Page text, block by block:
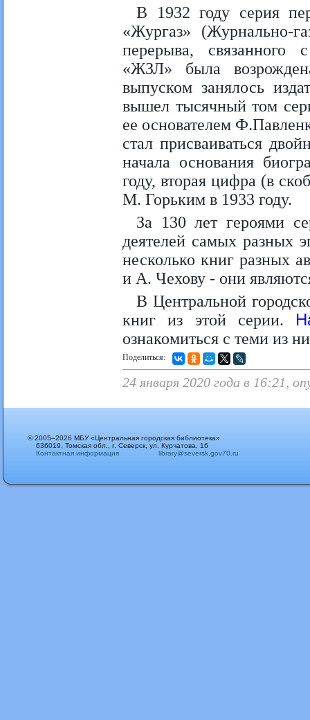
В 1932 году серия
«Жургаз» (Журнально-
перерыва, связанного
«ЖЗЛ» была
выпуском занялось
вышел тысячный том
ее основателем
стал присваиваться
начала основания
году, вторая цифра (в
М. Горьким в 1933 году.
За 130 лет героями
деятелей самых разных
несколько книг разных
и А. Чехову - они
В Центральной
книг из этой серии.
ознакомиться с теми из
Поделиться:
24 января 2020 года в 16:21,
© 2005–2026 МБУ «Центральная городская библиотека»
636019, Томская обл., г. Северск, ул. Курчатова, 16
Контактная информация
library@seversk.gov70.ru